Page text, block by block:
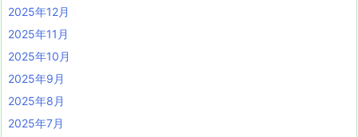
2025年12月
2025年11月
2025年10月
2025年9月
2025年8月
2025年7月